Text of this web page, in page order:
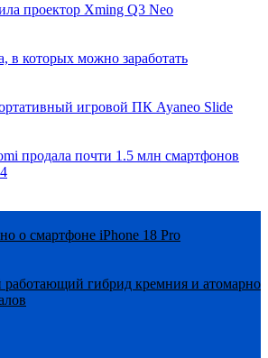
проектор Xming Q3 Neo
в которых можно заработать
игровой ПК Ayaneo Slide
продала почти 1.5 млн смартфонов
о смартфоне iPhone 18 Pro
работающий гибрид кремния и атомарно